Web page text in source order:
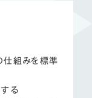
仕組みを標準
る